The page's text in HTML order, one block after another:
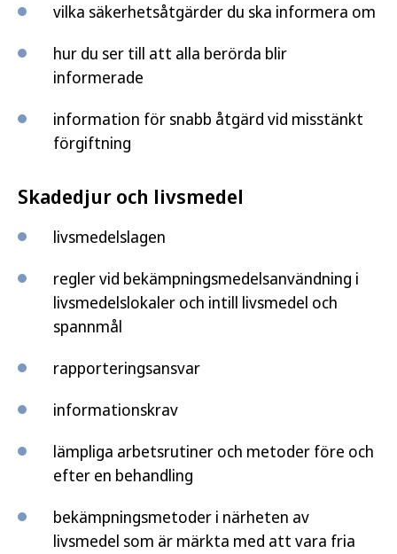
vilka säkerhetsåtgärder du ska informera om
hur du ser till att alla berörda blir
informerade
information för snabb åtgärd vid misstänkt
förgiftning
Skadedjur och livsmedel
livsmedelslagen
regler vid bekämpningsmedelsanvändning i
livsmedelslokaler och intill livsmedel och
spannmål
rapporteringsansvar
informationskrav
lämpliga arbetsrutiner och metoder före och
efter en behandling
bekämpningsmetoder i närheten av
livsmedel som är märkta med att vara fria